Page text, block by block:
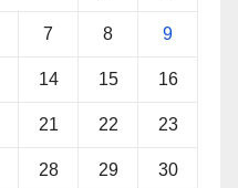
7 8 9
14 15 16
21 22 23
28 29 30